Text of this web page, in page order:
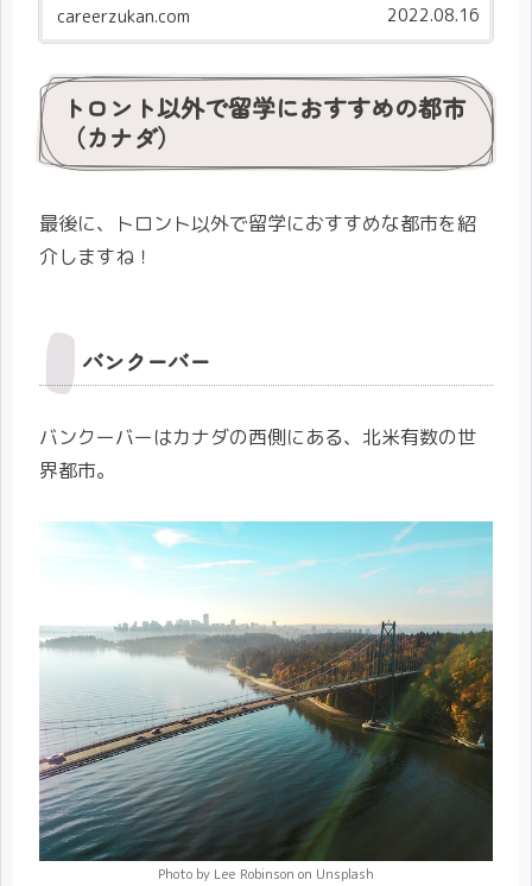
careerzukan.com 2022.08.16
トロント以外で留学におすすめの都市
（カナダ）
最後に、トロント以外で留学におすすめな都市を紹
介しますね！
バンクーバー
バンクーバーはカナダの西側にある、北米有数の世
界都市。
Photo by Lee Robinson on Unsplash